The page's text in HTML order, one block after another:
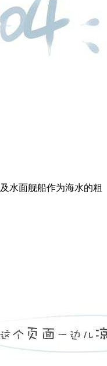
水面舰船作为海水的粗